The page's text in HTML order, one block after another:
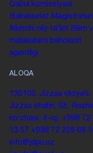
Qabul komissiyasi
Bakalavriat
Ikkinchi oliy taʼlim Bilim
malakalarni baholash
agentligi
ALOQA
130100. Jizzax viloyati,
Jizzax shahri, Sh.
koʻchasi, 4-uy. +998 72
13 57 +998 72 226 68
info@jdpu.uz